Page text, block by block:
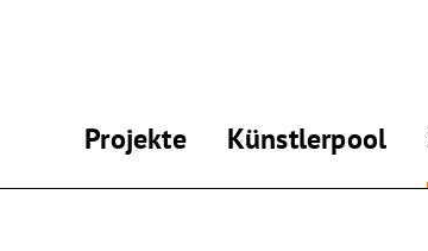
Projekte Künstlerpool